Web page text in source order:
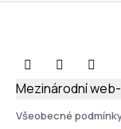
Všeobecné
Mezinárodní